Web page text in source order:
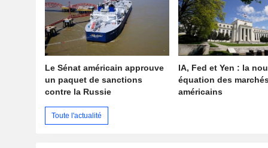
Le Sénat américain approuve
un paquet de sanctions
contre la Russie
IA, Fed et Yen : la
équation des
américains
Toute l'actualité